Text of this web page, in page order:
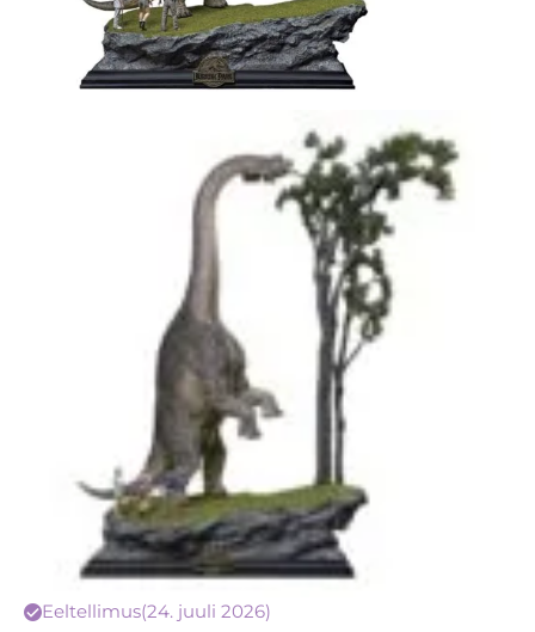
Eeltellimus(24. juuli 2026)